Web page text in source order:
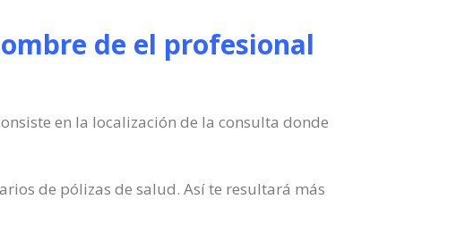
de el profesional
en la localización de la consulta donde
de pólizas de salud. Así te resultará más